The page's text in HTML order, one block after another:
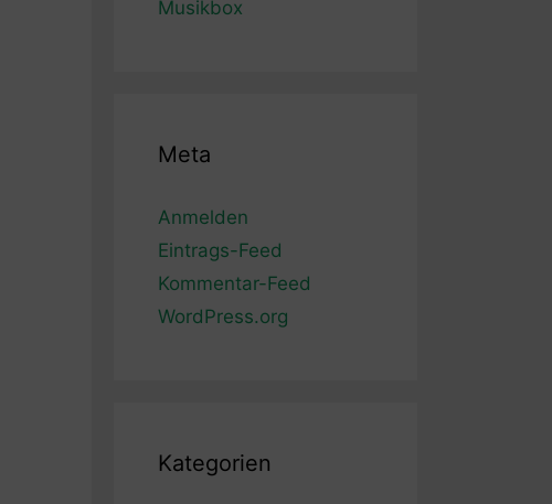
Musikbox
Meta
Anmelden
Eintrags-Feed
Kommentar-Feed
WordPress.org
Kategorien